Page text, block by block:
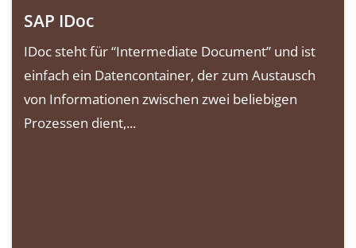
SAP IDoc
IDoc steht für “Intermediate Document” und ist
einfach ein Datencontainer, der zum Austausch
von Informationen zwischen zwei beliebigen
Prozessen dient,...